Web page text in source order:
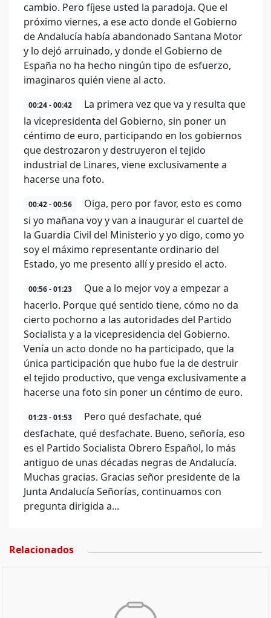
cambio. Pero fíjese usted la paradoja. Que el
próximo viernes, a ese acto donde el Gobierno
de Andalucía había abandonado Santana Motor
y lo dejó arruinado, y donde el Gobierno de
España no ha hecho ningún tipo de esfuerzo,
imaginaros quién viene al acto.
00:24 - 00:42
La primera vez que va y resulta que
la vicepresidenta del Gobierno, sin poner un
céntimo de euro, participando en los gobiernos
que destrozaron y destruyeron el tejido
industrial de Linares, viene exclusivamente a
hacerse una foto.
00:42 - 00:56
Oiga, pero por favor, esto es como
si yo mañana voy y van a inaugurar el cuartel de
la Guardia Civil del Ministerio y yo digo, como yo
soy el máximo representante ordinario del
Estado, yo me presento allí y presido el acto.
00:56 - 01:23
Que a lo mejor voy a empezar a
hacerlo. Porque qué sentido tiene, cómo no da
cierto pochorno a las autoridades del Partido
Socialista y a la vicepresidencia del Gobierno.
Venía un acto donde no ha participado, que la
única participación que hubo fue la de destruir
el tejido productivo, que venga exclusivamente a
hacerse una foto sin poner un céntimo de euro.
01:23 - 01:53
Pero qué desfachate, qué
desfachate, qué desfachate. Bueno, señoría, eso
es el Partido Socialista Obrero Español, lo más
antiguo de unas décadas negras de Andalucía.
Muchas gracias. Gracias señor presidente de la
Junta Andalucía Señorías, continuamos con
pregunta dirigida a...
Relacionados